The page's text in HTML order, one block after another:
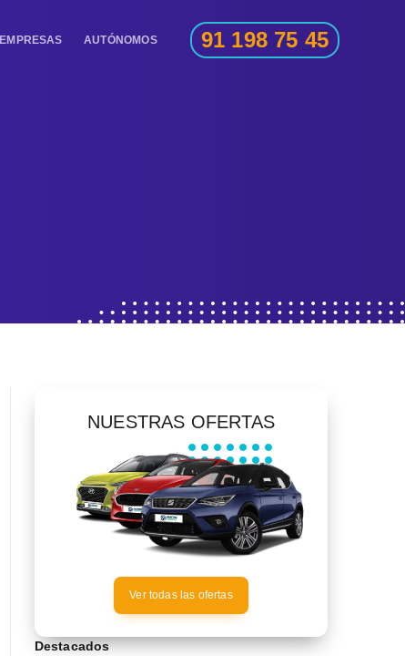
EMPRESAS AUTÓNOMOS 91 198 75 45
NUESTRAS OFERTAS
Ver todas las ofertas
Destacados